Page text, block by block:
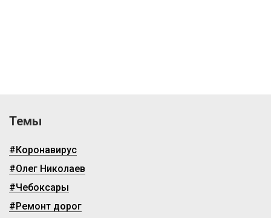
Темы
#Коронавирус
#Олег Николаев
#Чебоксары
#Ремонт дорог